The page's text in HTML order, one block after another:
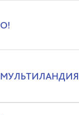
О!
МУЛЬТИЛАНДИЯ